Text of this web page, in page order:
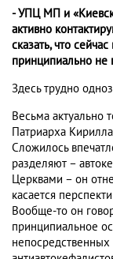
- УПЦ МП и
активно
сказать, что
принципиально не
Здесь трудно
Весьма актуально
Патриарха
Сложилось
разделяют –
Церквами – он
касается
Вообще-то он
принципиальное
непосредственных